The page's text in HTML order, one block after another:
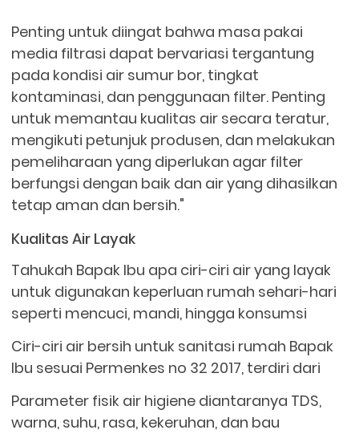
Penting untuk diingat bahwa masa pakai
media filtrasi dapat bervariasi tergantung
pada kondisi air sumur bor, tingkat
kontaminasi, dan penggunaan filter. Penting
untuk memantau kualitas air secara teratur,
mengikuti petunjuk produsen, dan melakukan
pemeliharaan yang diperlukan agar filter
berfungsi dengan baik dan air yang dihasilkan
tetap aman dan bersih."
Kualitas Air Layak
Tahukah Bapak Ibu apa ciri-ciri air yang layak
untuk digunakan keperluan rumah sehari-hari
seperti mencuci, mandi, hingga konsumsi
Ciri-ciri air bersih untuk sanitasi rumah Bapak
Ibu sesuai Permenkes no 32 2017, terdiri dari
Parameter fisik air higiene diantaranya TDS,
warna, suhu, rasa, kekeruhan, dan bau